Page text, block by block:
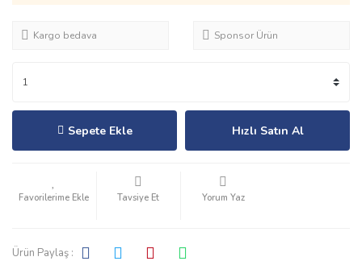
Kargo bedava Sponsor Ürün
Sepete Ekle Hızlı Satın Al
Tavsiye Et Yorum Yaz
Ürün Paylaş :